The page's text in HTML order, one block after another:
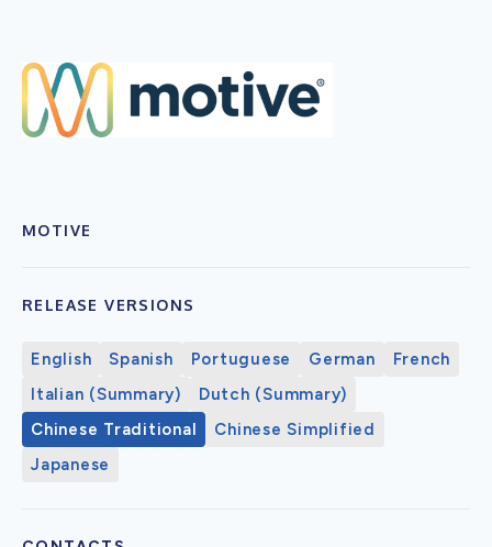
MOTIVE
RELEASE VERSIONS
English Spanish Portuguese German
French
Italian (Summary)
Dutch (Summary)
Chinese Traditional
Chinese Simplified
Japanese